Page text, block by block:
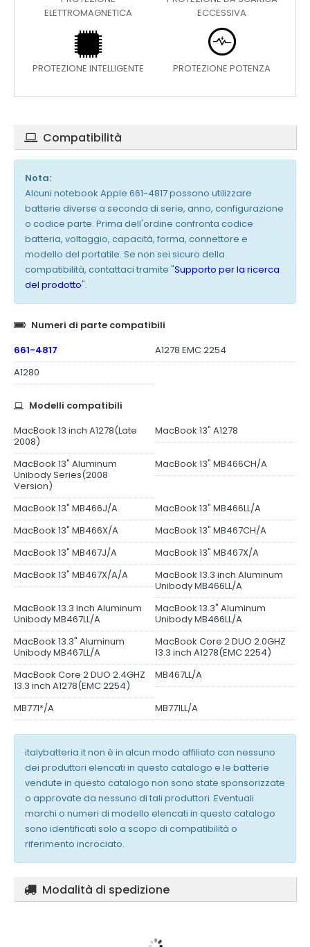
ELETTROMAGNETICA
ECCESSIVA
PROTEZIONE INTELLIGENTE PROTEZIONE POTENZA
Compatibilità
Nota:
Alcuni notebook Apple 661-4817 possono utilizzare
batterie diverse a seconda di serie, anno, configurazione
o codice parte. Prima dell'ordine confronta codice
batteria, voltaggio, capacità, forma, connettore e
modello del portatile. Se non sei sicuro della
compatibilità, contattaci tramite "Supporto per la ricerca
del prodotto".
Numeri di parte compatibili
661-4817
A1278 EMC 2254
A1280
Modelli compatibili
MacBook 13 inch A1278(Late
2008)
MacBook 13" A1278
MacBook 13" Aluminum
Unibody Series(2008
Version)
MacBook 13" MB466CH/A
MacBook 13" MB466J/A
MacBook 13" MB466LL/A
MacBook 13" MB466X/A
MacBook 13" MB467CH/A
MacBook 13" MB467J/A
MacBook 13" MB467X/A
MacBook 13" MB467X/A/A
MacBook 13.3 inch Aluminum
Unibody MB466LL/A
MacBook 13.3 inch Aluminum
Unibody MB467LL/A
MacBook 13.3" Aluminum
Unibody MB466LL/A
MacBook 13.3" Aluminum
Unibody MB467LL/A
MacBook Core 2 DUO 2.0GHZ
13.3 inch A1278(EMC 2254)
MacBook Core 2 DUO 2.4GHZ
13.3 inch A1278(EMC 2254)
MB467LL/A
MB771*/A MB771LL/A
italybatteria.it non è in alcun modo affiliato con nessuno
dei produttori elencati in questo catalogo e le batterie
vendute in questo catalogo non sono state sponsorizzate
o approvate da nessuno di tali produttori. Eventuali
marchi o numeri di modello elencati in questo catalogo
sono identificati solo a scopo di compatibilità o
riferimento incrociato.
Modalità di spedizione